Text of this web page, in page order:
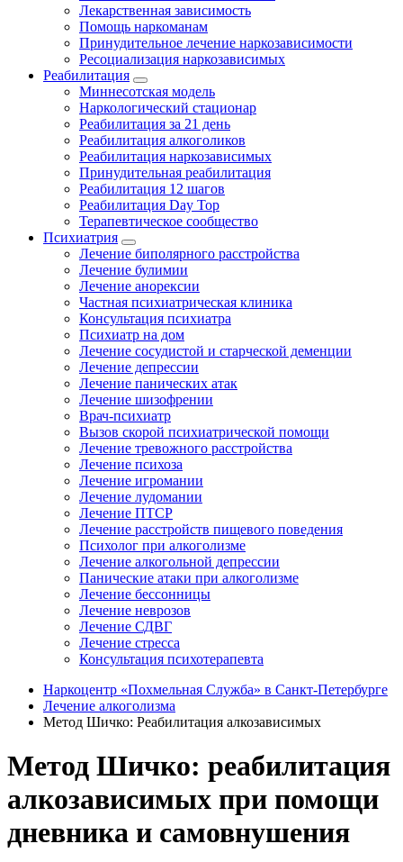
Лекарственная зависимость
Помощь наркоманам
Принудительное лечение наркозависимости
Ресоциализация наркозависимых
Реабилитация
Миннесотская модель
Наркологический стационар
Реабилитация за 21 день
Реабилитация алкоголиков
Реабилитация наркозависимых
Принудительная реабилитация
Реабилитация 12 шагов
Реабилитация Day Top
Терапевтическое сообщество
Психиатрия
Лечение биполярного расстройства
Лечение булимии
Лечение анорексии
Частная психиатрическая клиника
Консультация психиатра
Психиатр на дом
Лечение сосудистой и старческой деменции
Лечение депрессии
Лечение панических атак
Лечение шизофрении
Врач-психиатр
Вызов скорой психиатрической помощи
Лечение тревожного расстройства
Лечение психоза
Лечение игромании
Лечение лудомании
Лечение ПТСР
Лечение расстройств пищевого поведения
Психолог при алкоголизме
Лечение алкогольной депрессии
Панические атаки при алкоголизме
Лечение бессонницы
Лечение неврозов
Лечение СДВГ
Лечение стресса
Консультация психотерапевта
Наркоцентр «Похмельная Служба» в Санкт-Петербурге
Лечение алкоголизма
Метод Шичко: Реабилитация алкозависимых
Метод Шичко: реабилитация
алкозависимых при помощи
дневника и самовнушения